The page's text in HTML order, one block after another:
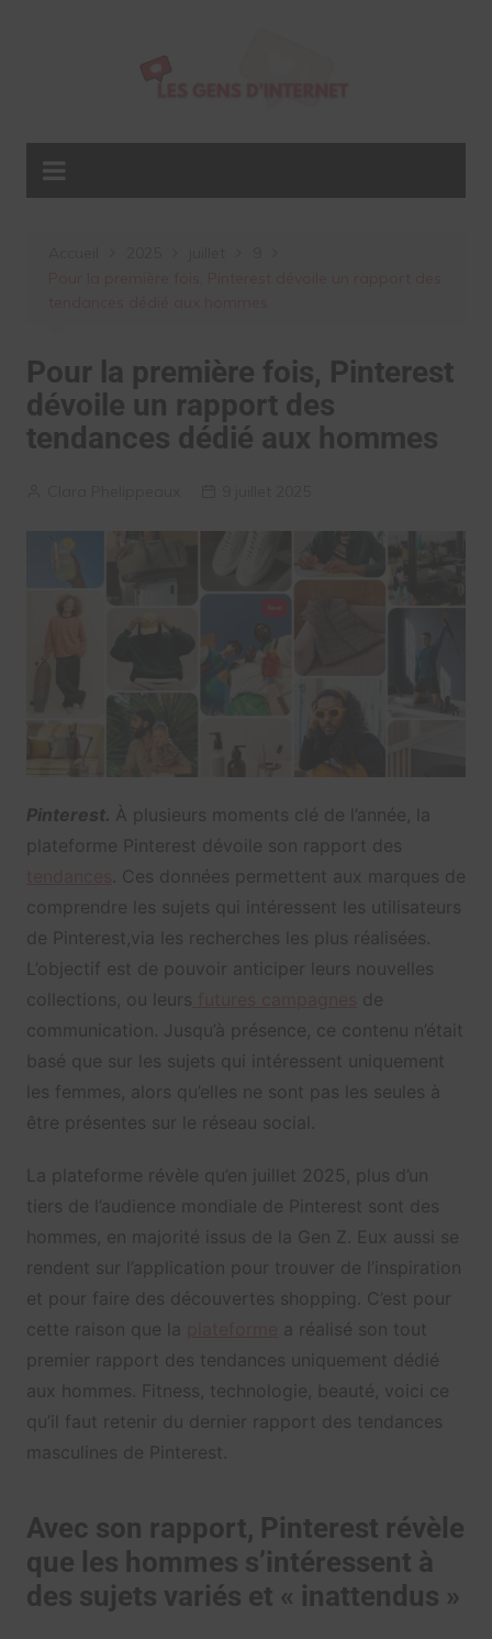
Pour la première fois, Pinterest
dévoile un rapport des
tendances dédié aux hommes
Pinterest. À plusieurs moments clé de l’année, la
plateforme Pinterest dévoile son rapport des
. Ces données permettent aux marques de
comprendre les sujets qui intéressent les utilisateurs
de Pinterest,via les recherches les plus réalisées.
L’objectif est de pouvoir anticiper leurs nouvelles
collections, ou leurs
de
communication. Jusqu’à présence, ce contenu n’était
basé que sur les sujets qui intéressent uniquement
les femmes, alors qu’elles ne sont pas les seules à
être présentes sur le réseau social.
La plateforme révèle qu’en juillet 2025, plus d’un
tiers de l’audience mondiale de Pinterest sont des
hommes, en majorité issus de la Gen Z. Eux aussi se
rendent sur l’application pour trouver de l’inspiration
et pour faire des découvertes shopping. C’est pour
cette raison que la
a réalisé son tout
premier rapport des tendances uniquement dédié
aux hommes. Fitness, technologie, beauté, voici ce
qu’il faut retenir du dernier rapport des tendances
masculines de Pinterest.
Avec son rapport, Pinterest révèle
que les hommes s’intéressent à
des sujets variés et « inattendus »